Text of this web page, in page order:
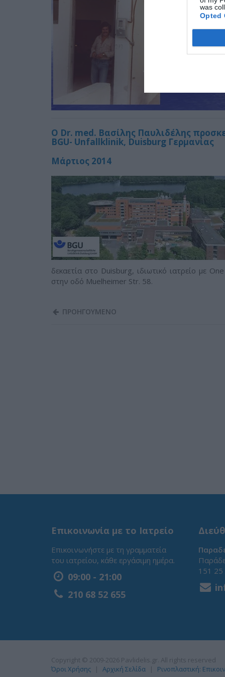
was
Opted
O Dr. med. Bασίλης Παυλιδέλης
BGU- Unfallklinik, Duisburg Γερμανίας
Μάρτιος 2014
δεκαετία στο Duisburg, ιδιωτικό ιατρείο με
στην οδό Muelheimer Str. 58.
ΠΡΟΗΓΟΥΜΕΝΟ
Επικοινωνία με το Ιατρείο
Επικοινωνήστε με τη γραμματεία
του ιατρείου, κάθε εργάσιμη ημέρα.
09:00 - 21:00
210 68 52 655
151 25
Copyright © 2009-2026 Pavlidelis.gr. All rights reserved
Όροι Χρήσης
Αρχική Σελίδα Ρινοπλαστική: